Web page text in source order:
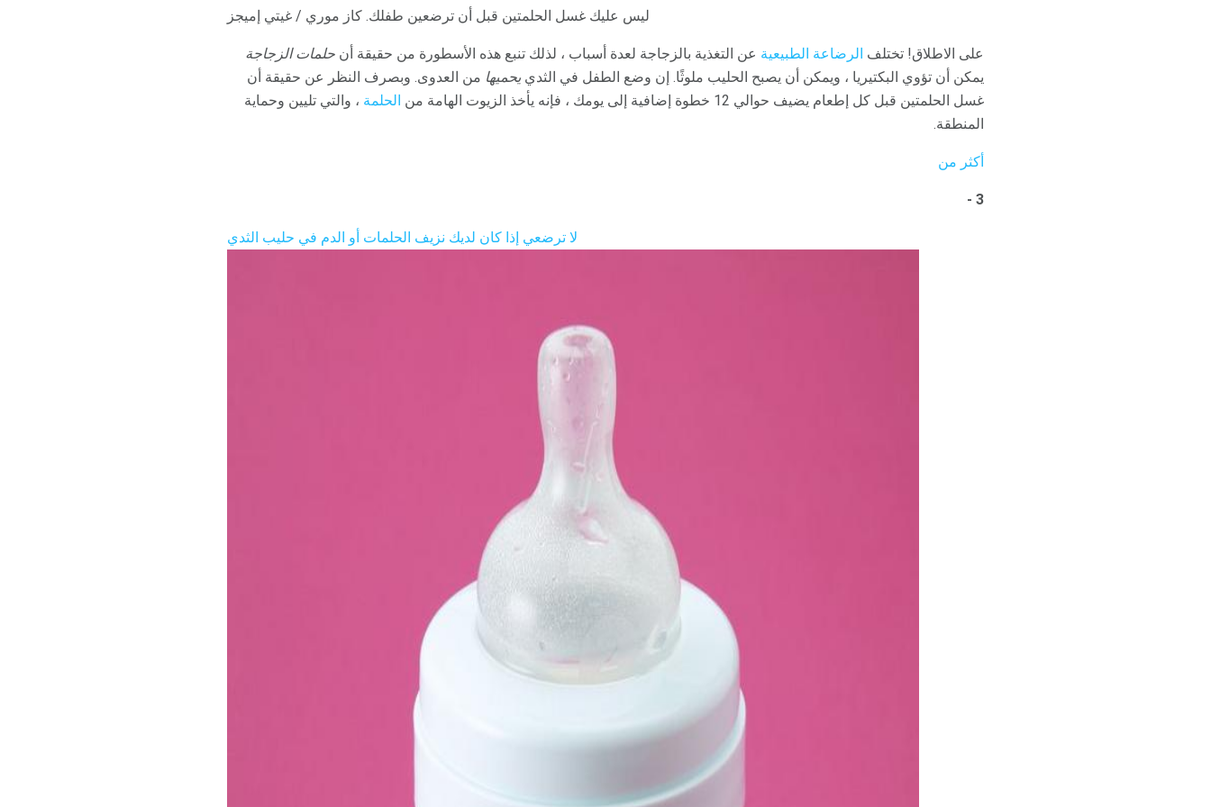
ليس عليك غسل الحلمتين قبل أن ترضعين طفلك. كاز موري / غيتي إميجز
على الاطلاق! تختلف الرضاعة الطبيعية عن التغذية بالزجاجة لعدة أسباب ، لذلك تنبع هذه الأسطورة من حقيقة أن حلمات الزجاجة
يمكن أن تؤوي البكتيريا ، ويمكن أن يصبح الحليب ملوثًا. إن وضع الطفل في الثدي يحميها من العدوى. وبصرف النظر عن حقيقة أن
غسل الحلمتين قبل كل إطعام يضيف حوالي 12 خطوة إضافية إلى يومك ، فإنه يأخذ الزيوت الهامة من
الحلمة ، والتي تليين وحماية
المنطقة.
أكثر من
3 -
لا ترضعي إذا كان لديك نزيف الحلمات أو الدم في حليب الثدي